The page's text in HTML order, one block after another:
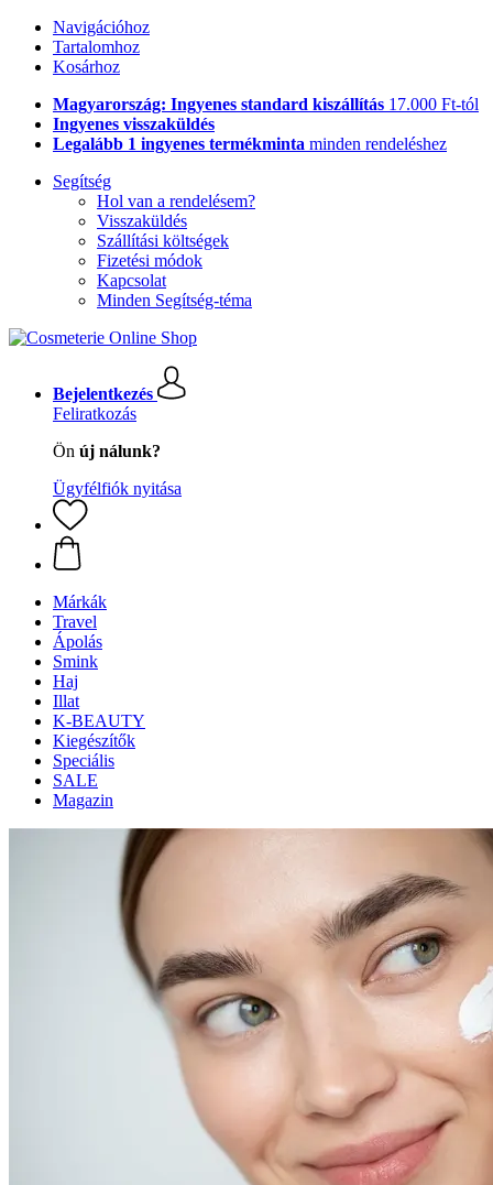
Navigációhoz
Tartalomhoz
Kosárhoz
Magyarország: Ingyenes standard kiszállítás 17.000 Ft-tól
Ingyenes visszaküldés
Legalább 1 ingyenes termékminta minden rendeléshez
Segítség
Hol van a rendelésem?
Visszaküldés
Szállítási költségek
Fizetési módok
Kapcsolat
Minden Segítség-téma
Bejelentkezés
Feliratkozás
Ön új nálunk?
Ügyfélfiók nyitása
Márkák
Travel
Ápolás
Smink
Haj
Illat
K-BEAUTY
Kiegészítők
Speciális
SALE
Magazin